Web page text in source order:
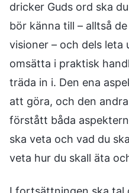
dricker Guds ord ska
bör känna till – alltså
visioner – och dels leta
omsätta i praktisk
träda in i. Den ena
att göra, och den
förstått båda
ska veta och vad du
veta hur du skall äta